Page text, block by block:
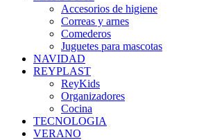
Accesorios de higiene
Correas y arnes
Comederos
Juguetes para mascotas
NAVIDAD
REYPLAST
ReyKids
Organizadores
Cocina
TECNOLOGIA
VERANO